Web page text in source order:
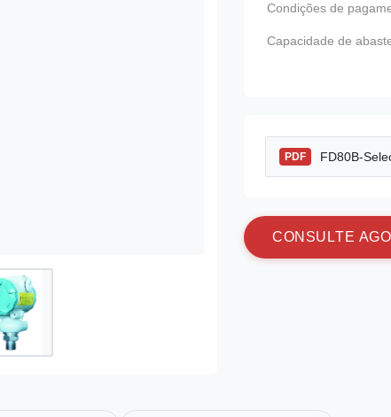
Condições de
Capacidade de
PDF FD80B-
CON SU LTE AGO